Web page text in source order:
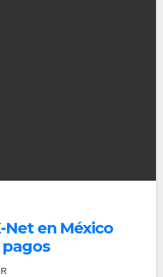
Net en México
las pymes